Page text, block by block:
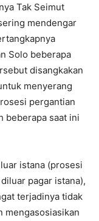
Tak Seimut
mendengar
Solo beberapa
disangkakan
menyerang
pergantian
beberapa saat ini
istana (prosesi
pagar istana),
terjadinya tidak
mengasosiasikan